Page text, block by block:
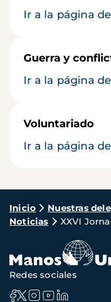
Ir a la página
Guerra y
Ir a la página
Voluntariado
Ir a la página
Ruta
de
navegación
Inicio Nuestras
Noticias
XXVI
Redes sociales